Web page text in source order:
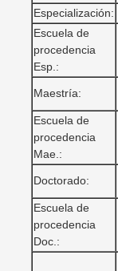
Especialización:
Escuela de
procedencia
Esp.:
Maestría:
Escuela de
procedencia
Mae.:
Doctorado:
Escuela de
procedencia
Doc.: